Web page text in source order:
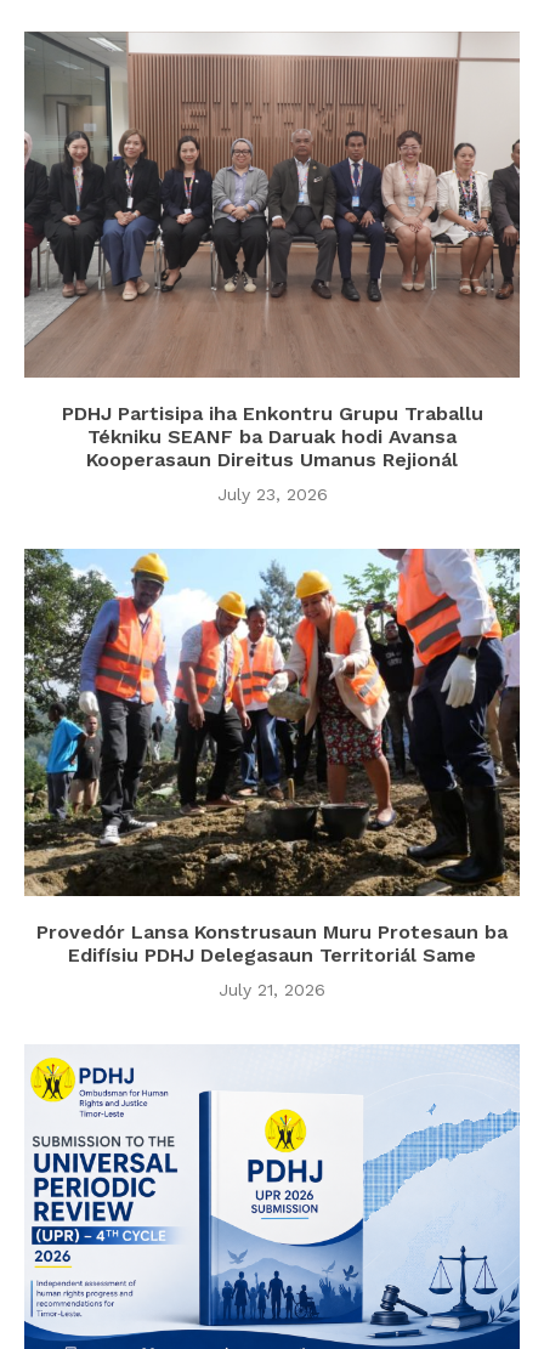
PDHJ Partisipa iha Enkontru Grupu Traballu
Tékniku SEANF ba Daruak hodi Avansa
Kooperasaun Direitus Umanus Rejionál
July 23, 2026
Provedór Lansa Konstrusaun Muru Protesaun ba
Edifísiu PDHJ Delegasaun Territoriál Same
July 21, 2026